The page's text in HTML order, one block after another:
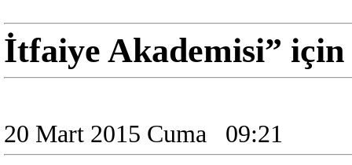
İtfaiye Akademisi” için
20 Mart 2015 Cuma 09:21